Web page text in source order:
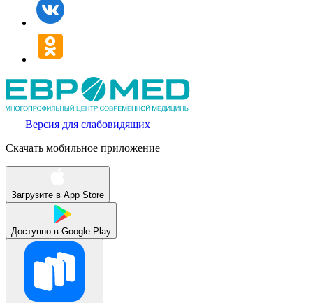
Версия для слабовидящих
Скачать мобильное приложение
Загрузите в App Store
Доступно в Google Play